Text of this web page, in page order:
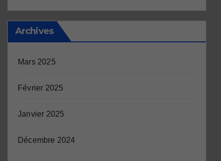
Archives
Mars 2025
Février 2025
Janvier 2025
Décembre 2024